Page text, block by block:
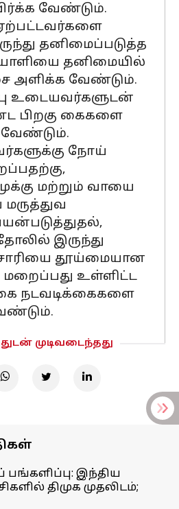
வேண்டும்.
தனிமைப்படுத்த
தனிமையில்
அளிக்க வேண்டும்.
உடையவர்களுடன்
பிறகு கைகளை
வேண்டும்.
நோய்
மற்றும் வாயை
இருந்து
தூய்மையான
உள்ளிட்ட
நடவடிக்கைகளை
முடிவடைந்தது
பங்களிப்பு: இந்திய
திமுக முதலிடம்;